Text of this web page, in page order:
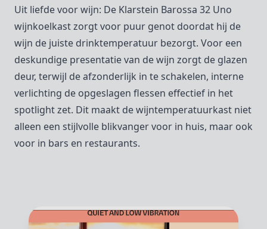
Uit liefde voor wijn: De Klarstein Barossa 32 Uno
wijnkoelkast zorgt voor puur genot doordat hij de
wijn de juiste drinktemperatuur bezorgt. Voor een
deskundige presentatie van de wijn zorgt de glazen
deur, terwijl de afzonderlijk in te schakelen, interne
verlichting de opgeslagen flessen effectief in het
spotlight zet. Dit maakt de wijntemperatuurkast niet
alleen een stijlvolle blikvanger voor in huis, maar ook
voor in bars en restaurants.